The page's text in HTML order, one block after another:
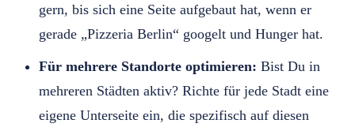
gern, bis sich eine Seite aufgebaut hat, wenn er
gerade „Pizzeria Berlin“ googelt und Hunger hat.
Für mehrere Standorte optimieren: Bist Du in
mehreren Städten aktiv? Richte für jede Stadt eine
eigene Unterseite ein, die spezifisch auf diesen